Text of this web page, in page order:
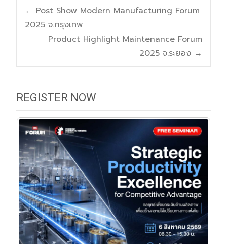
Post
navigation
← Post Show Modern Manufacturing Forum
2025 จ.กรุงเทพ
Product Highlight Maintenance Forum
2025 จ.ระยอง →
REGISTER NOW